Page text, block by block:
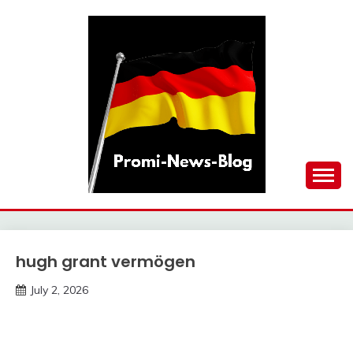
PROMI-NEWS-BLOG
Trends
hugh grant vermögen
July 2, 2026